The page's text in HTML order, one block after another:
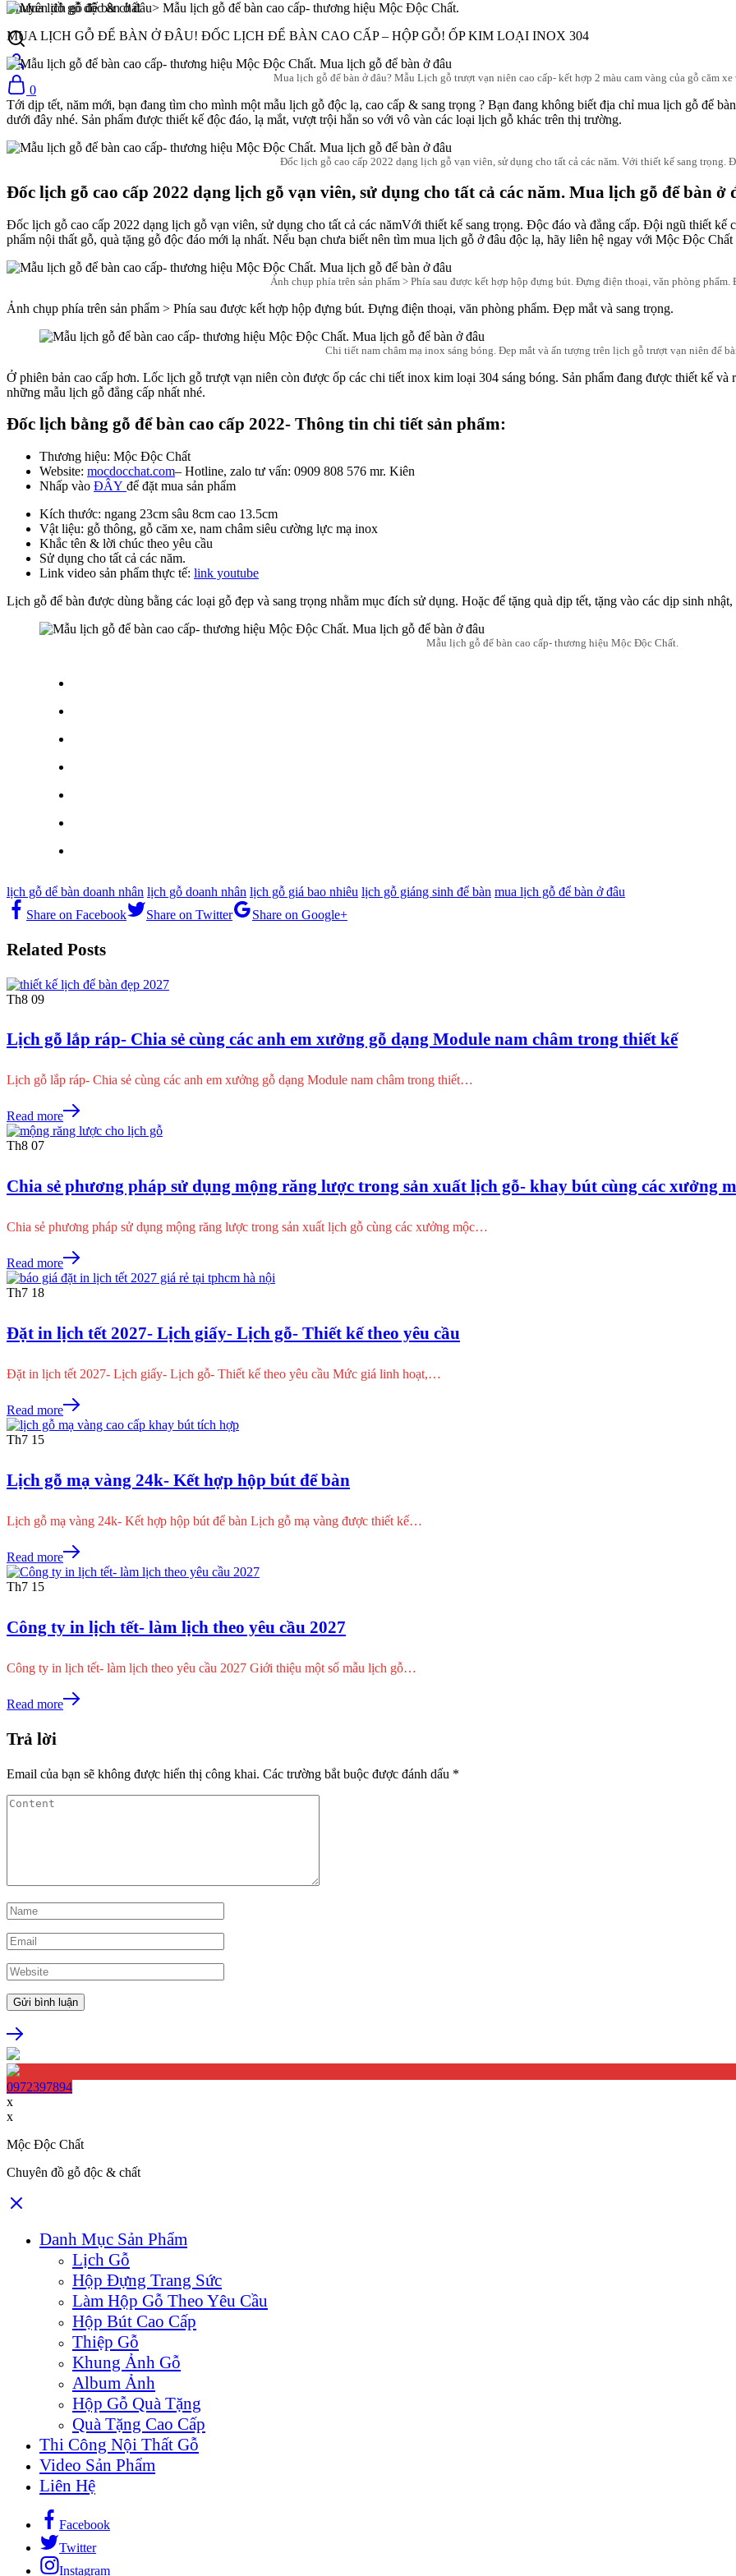
Chuyên đồ gỗ độc & chất
0
MUA LỊCH GỖ ĐỂ BÀN Ở ĐÂU! ĐỐC LỊCH ĐỂ BÀN CAO CẤP – HỘP GỖ! ỐP KIM LOẠI INOX 304
Mua lịch gỗ để bàn ở đâu? Mẫu Lịch gỗ trượt vạn niên cao cấp- kết hợp 2 màu cam vàng của gỗ căm xe
Tới dịp tết, năm mới, bạn đang tìm cho mình một mẫu lịch gỗ độc lạ, cao cấp & sang trọng ? Bạn đang không biết địa chỉ mua lịch gỗ để
dưới đây nhé. Sản phẩm được thiết kế độc đáo, lạ mắt, vượt trội hẳn so với vô vàn các loại lịch gỗ khác trên thị trường.
Đốc lịch gỗ cao cấp 2022 dạng lịch gỗ vạn viên, sử dụng cho tất cả các năm. Với thiết kế sang trọng.
Đốc lịch gỗ cao cấp 2022 dạng lịch gỗ vạn viên, sử dụng cho tất cả các năm. Mua lịch gỗ để bàn ở
Đốc lịch gỗ cao cấp 2022 dạng lịch gỗ vạn viên, sử dụng cho tất cả các nămVới thiết kế sang trọng. Độc đáo và đẳng cấp. Đội ngũ thiết
phẩm nội thất gỗ, quà tặng gỗ độc đáo mới lạ nhất. Nếu bạn chưa biết nên tìm mua lịch gỗ ở đâu độc lạ, hãy liên hệ ngay với Mộc Độc Chất
Ảnh chụp phía trên sản phẩm > Phía sau được kết hợp hộp đựng bút. Đựng điện thoại, văn phòng phẩm.
Ảnh chụp phía trên sản phẩm > Phía sau được kết hợp hộp đựng bút. Đựng điện thoại, văn phòng phẩm. Đẹp mắt và sang trọng.
Chi tiết nam châm mạ inox sáng bóng. Đẹp mắt và ấn tượng trên lịch gỗ trượt vạn niên để
Ở phiên bản cao cấp hơn. Lốc lịch gỗ trượt vạn niên còn được ốp các chi tiết inox kim loại 304 sáng bóng. Sản phẩm đang được thiết kế
những mẫu lịch gỗ đẳng cấp nhất nhé.
Đốc lịch bằng gỗ để bàn cao cấp 2022- Thông tin chi tiết sản phẩm:
Thương hiệu: Mộc Độc Chất
Website: mocdocchat.com– Hotline, zalo tư vấn: 0909 808 576 mr. Kiên
Nhấp vào ĐÂY để đặt mua sản phẩm
Kích thước: ngang 23cm sâu 8cm cao 13.5cm
Vật liệu: gỗ thông, gỗ căm xe, nam châm siêu cường lực mạ inox
Khắc tên & lời chúc theo yêu cầu
Sử dụng cho tất cả các năm.
Link video sản phẩm thực tế: link youtube
Lịch gỗ để bàn được dùng bằng các loại gỗ đẹp và sang trọng nhằm mục đích sử dụng. Hoặc để tặng quà dịp tết, tặng vào các dịp sinh
Mẫu lịch gỗ để bàn cao cấp- thương hiệu Mộc Độc Chất.
lịch gỗ dể bàn doanh nhân lịch gỗ doanh nhân lịch gỗ giá bao nhiêu lịch gỗ giáng sinh để bàn mua lịch gỗ để bàn ở đâu
Share on Facebook
Share on Twitter Share on Google+
Related Posts
Th8 09
Lịch gỗ lắp ráp- Chia sẻ cùng các anh em xưởng gỗ dạng Module nam châm trong thiết kế
Lịch gỗ lắp ráp- Chia sẻ cùng các anh em xưởng gỗ dạng Module nam châm trong thiết…
Read more
Th8 07
Chia sẻ phương pháp sử dụng mộng răng lược trong sản xuất lịch gỗ- khay bút cùng các xưởng
Chia sẻ phương pháp sử dụng mộng răng lược trong sản xuất lịch gỗ cùng các xưởng mộc…
Read more
Th7 18
Đặt in lịch tết 2027- Lịch giấy- Lịch gỗ- Thiết kế theo yêu cầu
Đặt in lịch tết 2027- Lịch giấy- Lịch gỗ- Thiết kế theo yêu cầu Mức giá linh hoạt,…
Read more
Th7 15
Lịch gỗ mạ vàng 24k- Kết hợp hộp bút để bàn
Lịch gỗ mạ vàng 24k- Kết hợp hộp bút để bàn Lịch gỗ mạ vàng được thiết kế…
Read more
Th7 15
Công ty in lịch tết- làm lịch theo yêu cầu 2027
Công ty in lịch tết- làm lịch theo yêu cầu 2027 Giới thiệu một số mẫu lịch gỗ…
Read more
Trả lời
Email của bạn sẽ không được hiển thị công khai. Các trường bắt buộc được đánh dấu *
0972397894
x
x
Mộc Độc Chất
Chuyên đồ gỗ độc & chất
Danh Mục Sản Phẩm
Lịch Gỗ
Hộp Đựng Trang Sức
Làm Hộp Gỗ Theo Yêu Cầu
Hộp Bút Cao Cấp
Thiệp Gỗ
Khung Ảnh Gỗ
Album Ảnh
Hộp Gỗ Quà Tặng
Quà Tặng Cao Cấp
Thi Công Nội Thất Gỗ
Video Sản Phẩm
Liên Hệ
Facebook
Twitter
Instagram